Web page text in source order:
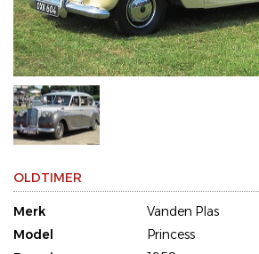
OLDTIMER
Merk
Vanden Plas
Model
Princess